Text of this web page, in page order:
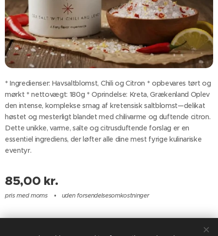
* Ingredienser: Havsaltblomst, Chili og Citron * opbevares tørt og
mørkt * nettovægt: 180g * Oprindelse: Kreta, Grækenland Oplev
den intense, komplekse smag af kretensisk saltblomst—delikat
høstet og mesterligt blandet med chilivarme og duftende citron.
Dette unikke, varme, salte og citrusduftende forslag er en
essentiel ingrediens, der løfter alle dine mest fyrige kulinariske
eventyr.
85,00 kr.
pris med moms uden forsendelsesomkostninger